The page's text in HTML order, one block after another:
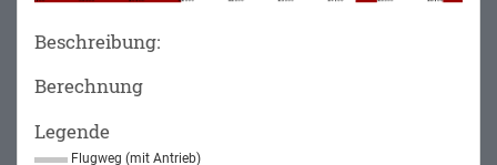
Beschreibung:
Berechnung
Legende
Flugweg (mit Antrieb)